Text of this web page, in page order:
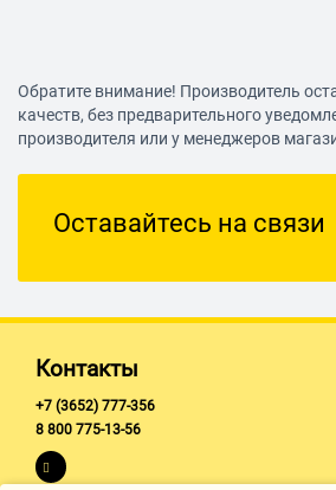
Обратите внимание! Производитель
качеств, без предварительного
производителя или у менеджеров
Оставайтесь на связи
Контакты
+7 (3652) 777-356
8 800 775-13-56